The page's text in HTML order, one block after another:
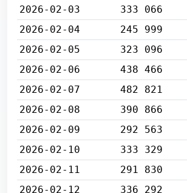
2026-02-03
333 066
2026-02-04
245 999
2026-02-05
323 096
2026-02-06
438 466
2026-02-07
482 821
2026-02-08
390 866
2026-02-09
292 563
2026-02-10
333 329
2026-02-11
291 830
2026-02-12
336 292